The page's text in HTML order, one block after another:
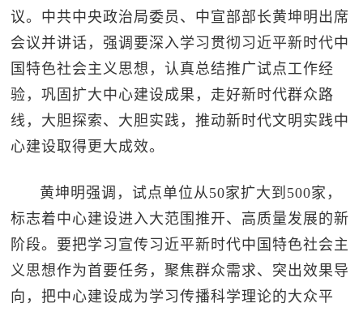
议。中共中央政治局委员、中宣部部长黄坤明出席
会议并讲话，强调要深入学习贯彻习近平新时代中
国特色社会主义思想，认真总结推广试点工作经
验，巩固扩大中心建设成果，走好新时代群众路
线，大胆探索、大胆实践，推动新时代文明实践中
心建设取得更大成效。
黄坤明强调，试点单位从50家扩大到500家，
标志着中心建设进入大范围推开、高质量发展的新
阶段。要把学习宣传习近平新时代中国特色社会主
义思想作为首要任务，聚焦群众需求、突出效果导
向，把中心建设成为学习传播科学理论的大众平